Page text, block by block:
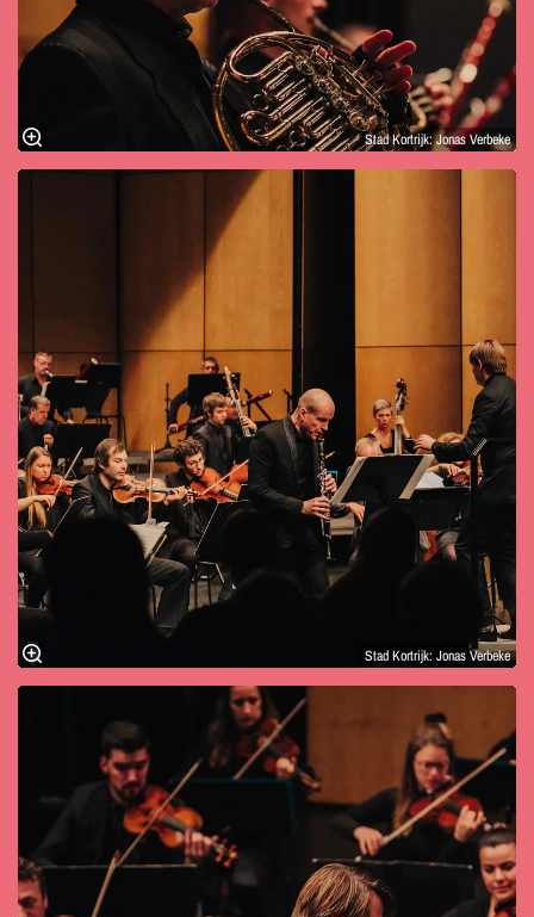
Stad Kortrijk: Jonas Verbeke
Stad Kortrijk: Jonas Verbeke